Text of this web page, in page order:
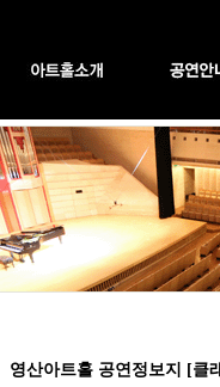
영산아트홀 공연정보지 [클